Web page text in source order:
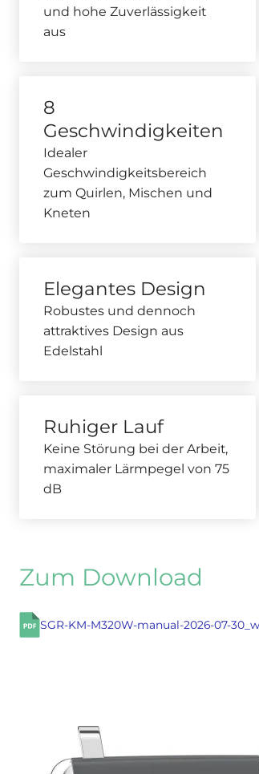
und hohe Zuverlässigkeit
aus
8
Geschwindigkeiten
Idealer
Geschwindigkeitsbereich
zum Quirlen, Mischen und
Kneten
Elegantes Design
Robustes und dennoch
attraktives Design aus
Edelstahl
Ruhiger Lauf
Keine Störung bei der Arbeit,
maximaler Lärmpegel von 75
dB
Zum Download
SGR-KM-M320W-manual-2026-07-